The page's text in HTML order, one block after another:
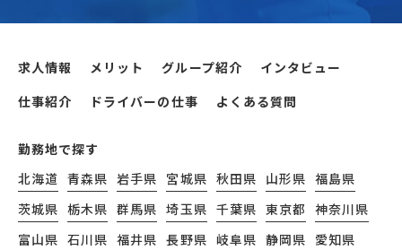
求人情報 メリット グループ紹介
インタビュー
仕事紹介
ドライバーの仕事 よくある質問
勤務地で探す
北海道 青森県 岩手県 宮城県 秋田県 山形県 福島県
茨城県 栃木県 群馬県 埼玉県 千葉県 東京都 神奈川県
富山県 石川県 福井県 長野県 岐阜県 静岡県 愛知県